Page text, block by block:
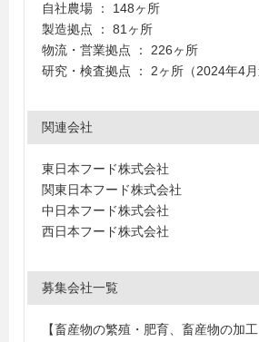
自社農場 ： 148ヶ所
製造拠点 ： 81ヶ所
物流・営業拠点 ： 226ヶ所
研究・検査拠点 ： 2ヶ所（2024年4月
関連会社
東日本フード株式会社
関東日本フード株式会社
中日本フード株式会社
西日本フード株式会社
募集会社一覧
【畜産物の繁殖・肥育、畜産物の加工